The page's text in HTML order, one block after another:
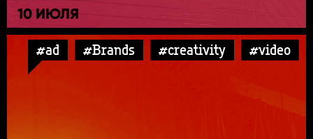
10 ИЮЛЯ
#ad #Brands #creativity #video